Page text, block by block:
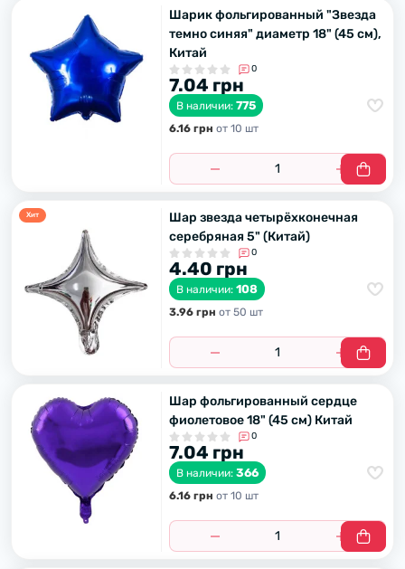
Шарик фольгированный "Звезда
темно синяя" диаметр 18" (45 см),
Китай
0
7.04 грн
В наличии: 775
6.16 грн от 10 шт
Хит
Шар звезда четырёхконечная
серебряная 5" (Китай)
0
4.40 грн
В наличии: 108
3.96 грн от 50 шт
Шар фольгированный сердце
фиолетовое 18" (45 см) Китай
0
7.04 грн
В наличии: 366
6.16 грн от 10 шт